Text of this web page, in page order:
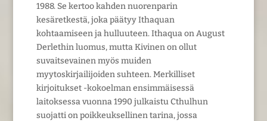
1988. Se kertoo kahden nuorenparin
kesäretkestä, joka päätyy Ithaquan
kohtaamiseen ja hulluuteen. Ithaqua on August
Derlethin luomus, mutta Kivinen on ollut
suvaitsevainen myös muiden
myytoskirjailijoiden suhteen. Merkilliset
kirjoitukset -kokoelman ensimmäisessä
laitoksessa vuonna 1990 julkaistu Cthulhun
suojatti on poikkeuksellinen tarina, jossa